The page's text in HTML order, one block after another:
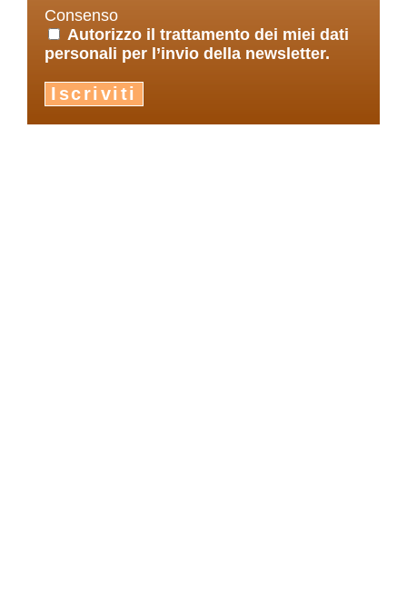
Consenso
Autorizzo il trattamento dei miei dati
personali per l’invio della newsletter.
Iscriviti